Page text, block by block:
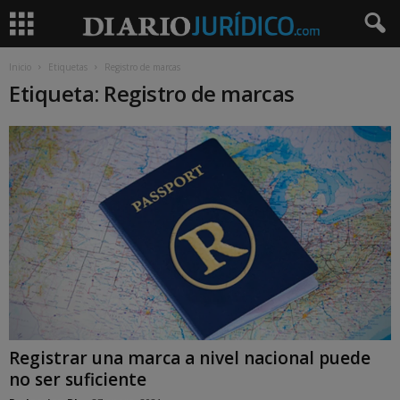
Inicio Etiquetas Registro de marcas
Etiqueta: Registro de marcas
Registrar una marca a nivel nacional puede
no ser suficiente